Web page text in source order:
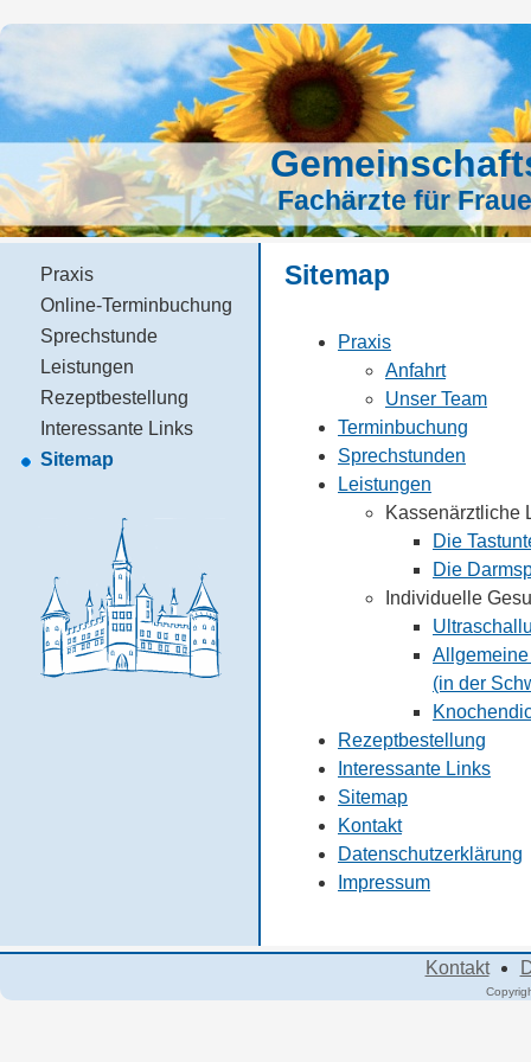
Fachärzte für
Praxis
Online-Terminbuchung
Sprechstunde
Leistungen
Rezeptbestellung
Interessante Links
Sitemap
Sitemap
Praxis
Anfahrt
Unser Team
Terminbuchung
Sprechstunden
Leistungen
Kassenärztliche
Die
Die
Individuelle
(in der
Rezeptbestellung
Interessante Links
Sitemap
Kontakt
Datenschutzerklärung
Impressum
Kontakt